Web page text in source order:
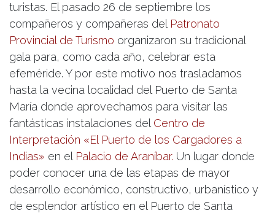
turistas. El pasado 26 de septiembre los
compañeros y compañeras del Patronato
Provincial de Turismo organizaron su tradicional
gala para, como cada año, celebrar esta
efeméride. Y por este motivo nos trasladamos
hasta la vecina localidad del Puerto de Santa
María donde aprovechamos para visitar las
fantásticas instalaciones del Centro de
Interpretación «El Puerto de los Cargadores a
Indias» en el Palacio de Araníbar. Un lugar donde
poder conocer una de las etapas de mayor
desarrollo económico, constructivo, urbanístico y
de esplendor artístico en el Puerto de Santa